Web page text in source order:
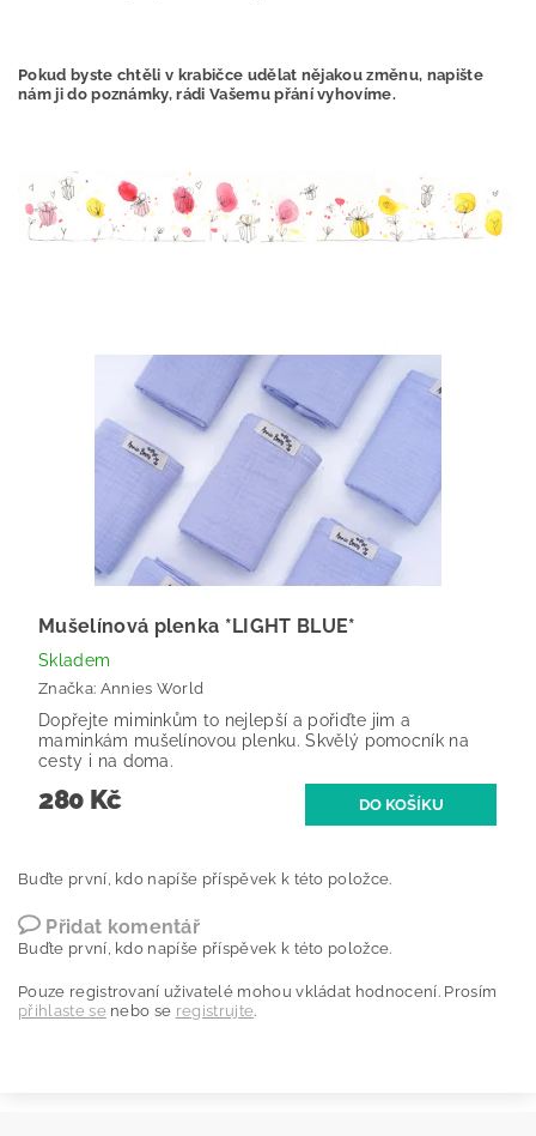
Pokud byste chtěli v krabičce udělat nějakou změnu, napište
nám ji do poznámky, rádi Vašemu přání vyhovíme.
Mušelínová plenka *LIGHT BLUE*
Skladem
Značka: Annies World
Dopřejte miminkům to nejlepší a pořiďte jim a
maminkám mušelínovou plenku. Skvělý pomocník na
cesty i na doma.
280 Kč
Buďte první, kdo napíše příspěvek k této položce.
Přidat komentář
Buďte první, kdo napíše příspěvek k této položce.
Pouze registrovaní uživatelé mohou vkládat hodnocení. Prosím
přihlaste se nebo se registrujte.